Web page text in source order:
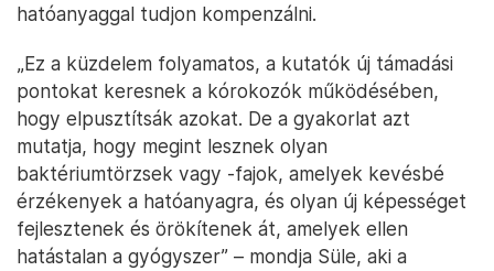
hatóanyaggal tudjon kompenzálni.
„Ez a küzdelem folyamatos, a kutatók új támadási
pontokat keresnek a kórokozók működésében,
hogy elpusztítsák azokat. De a gyakorlat azt
mutatja, hogy megint lesznek olyan
baktériumtörzsek vagy -fajok, amelyek kevésbé
érzékenyek a hatóanyagra, és olyan új képességet
fejlesztenek és örökítenek át, amelyek ellen
hatástalan a gyógyszer” – mondja Süle, aki a